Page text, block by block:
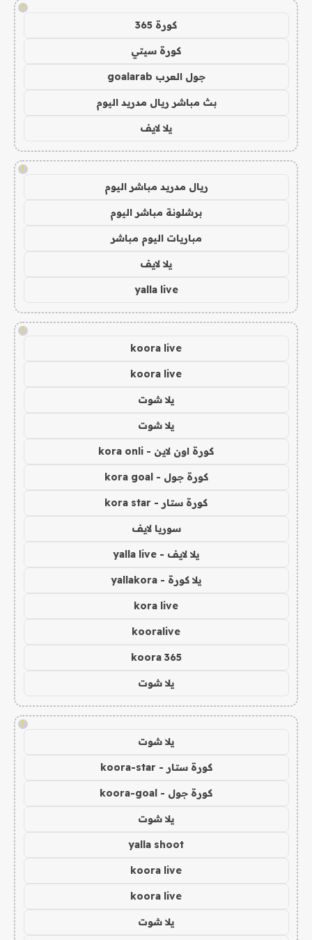
!
كورة 365
كورة سيتي
جول العرب goalarab
بث مباشر ريال مدريد اليوم
يلا لايف
!
ريال مدريد مباشر اليوم
برشلونة مباشر اليوم
مباريات اليوم مباشر
يلا لايف
yalla live
!
koora live
koora live
يلا شوت
يلا شوت
كورة اون لاين - kora onli
كورة جول - kora goal
كورة ستار - kora star
سوريا لايف
يلا لايف - yalla live
يلا كورة - yallakora
kora live
kooralive
koora 365
يلا شوت
!
يلا شوت
كورة ستار - koora-star
كورة جول - koora-goal
يلا شوت
yalla shoot
koora live
koora live
يلا شوت